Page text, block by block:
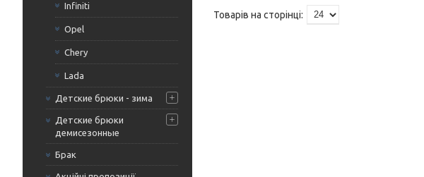
Infiniti
Opel
Chery
Lada
Детские брюки - зима
Детские брюки
демисезонные
Брак